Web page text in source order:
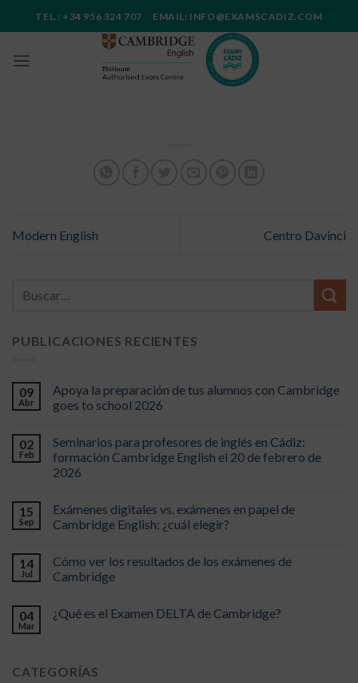
al
TEL.: +34 956 324 707 EMAIL: INFO@EXAMSCADIZ.COM
Modern English Centro Davinci
PUBLICACIONES RECIENTES
09
Abr
Apoya la preparación de tus alumnos con Cambridge
goes to school 2026
02
Feb
Seminarios para profesores de inglés en Cádiz:
formación Cambridge English el 20 de febrero de
2026
15
Sep
Exámenes digitales vs. exámenes en papel de
Cambridge English: ¿cuál elegir?
14
Jul
Cómo ver los resultados de los exámenes de
Cambridge
04
Mar
¿Qué es el Examen DELTA de Cambridge?
CATEGORÍAS